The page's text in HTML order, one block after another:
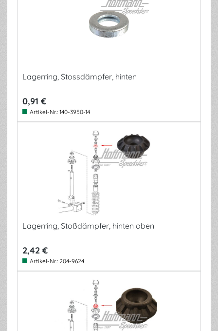
Lagerring, Stossdämpfer, hinten
0,91 €
Artikel-Nr.: 140-3950-14
Lagerring, Stoßdämpfer, hinten oben
2,42 €
Artikel-Nr.: 204-9624